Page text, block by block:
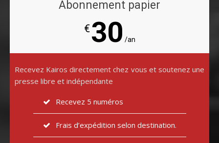
Abonnement papier
€30 /an
Recevez Kairos directement chez vous et soutenez une
presse libre et indépendante
Recevez 5 numéros
Frais d’expédition selon destination.